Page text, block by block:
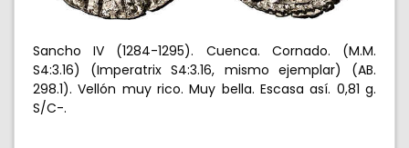
Sancho IV (1284-1295). Cuenca. Cornado. (M.M.
S4:3.16) (Imperatrix S4:3.16, mismo ejemplar) (AB.
298.1). Vellón muy rico. Muy bella. Escasa así. 0,81 g.
S/C-.